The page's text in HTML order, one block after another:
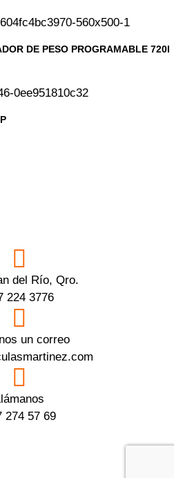
DE PESO PROGRAMABLE 720I
del Río, Qro.
224 3776
un correo
274 57 69